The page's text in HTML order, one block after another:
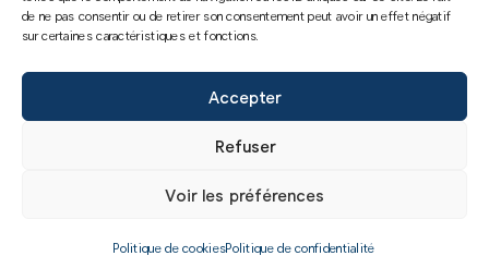
de ne pas consentir ou de retirer son consentement peut avoir un effet négatif
sur certaines caractéristiques et fonctions.
Accepter
Refuser
Voir les préférences
Politique de cookiesPolitique de confidentialité